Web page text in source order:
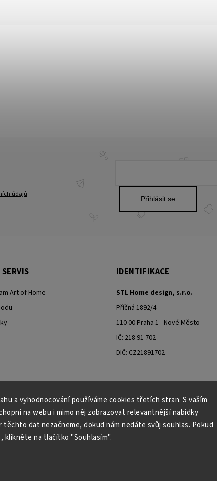
a vyhodnocování používáme cookies třetích stran. S vaším
na webu i mimo něj zobrazovat relevantnější nabídky
těchto dat nezačneme, dokud nám nedáte svůj souhlas. Pokud
klikněte na tlačítko "Souhlasím".
údajů
Přihlásit se
Art of Home
IDENTIFIKACE
STL Home design, s.r.o.
Příčná 1892/4
110 00 Praha 1 - Nové Město
IČ: 218 91 702
DIČ: CZ21891702
Moje objednávka - odstoupení od smlouvy